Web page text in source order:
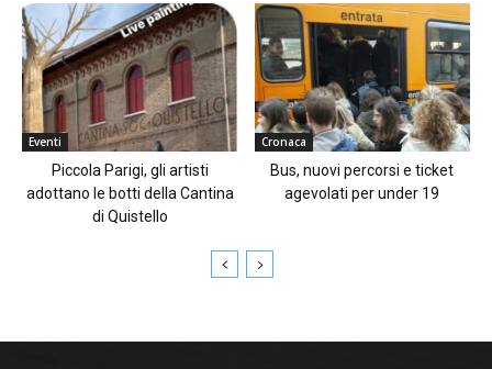
Eventi
Piccola Parigi, gli artisti
adottano le botti della Cantina
di Quistello
Cronaca
Bus, nuovi percorsi e ticket
agevolati per under 19